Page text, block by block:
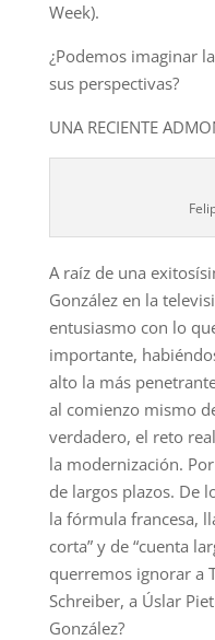
Week).
¿Podemos imaginar
sus perspectivas?
UNA RECIENTE
A raíz de una
González en la
entusiasmo con lo
importante,
alto la más
al comienzo mismo
verdadero, el reto
la modernización.
de largos plazos. De
la fórmula francesa,
corta” y de “cuenta
querremos ignorar a
Schreiber, a Úslar
González?